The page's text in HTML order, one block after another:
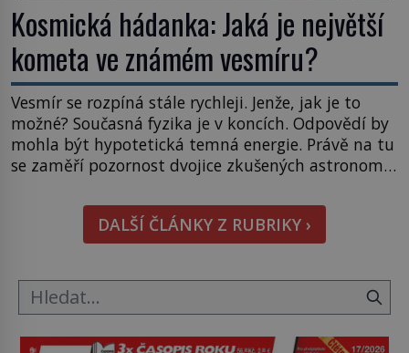
Kosmická hádanka: Jaká je největší
kometa ve známém vesmíru?
Vesmír se rozpíná stále rychleji. Jenže, jak je to
možné? Současná fyzika je v koncích. Odpovědí by
mohla být hypotetická temná energie. Právě na tu
se zaměří pozornost dvojice zkušených astronomů.
hmatatelnějšího. Naprosto rekordní kometu!
Astronomové Pedro Bernardinelli a Gary Bernstein
mravenčí prací zkoumají archivní snímky v rámci
DALŠÍ ČLÁNKY Z RUBRIKY ›